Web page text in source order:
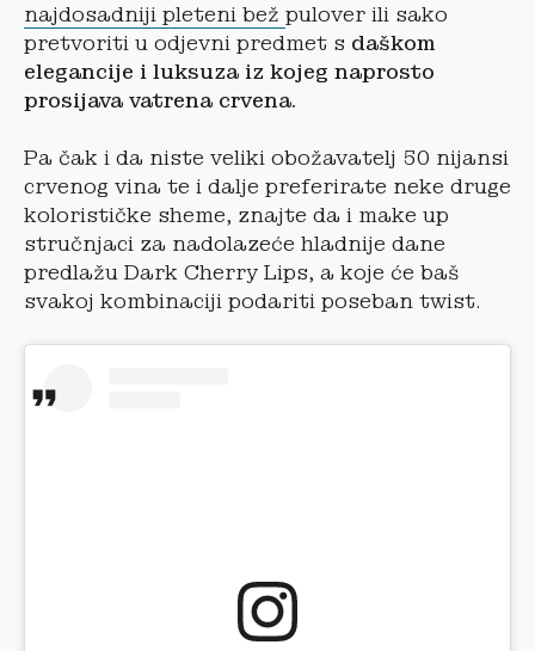
najdosadniji pleteni bež pulover ili sako
pretvoriti u odjevni predmet s daškom
elegancije i luksuza iz kojeg naprosto
prosijava vatrena crvena.
Pa čak i da niste veliki obožavatelj 50 nijansi
crvenog vina te i dalje preferirate neke druge
kolorističke sheme, znajte da i make up
stručnjaci za nadolazeće hladnije dane
predlažu Dark Cherry Lips, a koje će baš
svakoj kombinaciji podariti poseban twist.